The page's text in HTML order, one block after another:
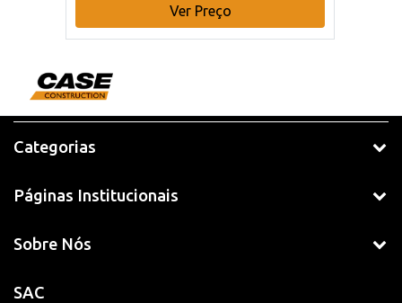
Ver Preço
Categorias
Páginas Institucionais
Sobre Nós
SAC